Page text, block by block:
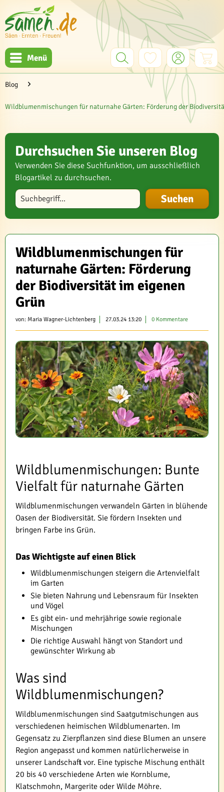
Menü
Blog
Wildblumenmischungen für naturnahe Gärten: Förderung der
Durchsuchen Sie unseren Blog
Verwenden Sie diese Suchfunktion, um ausschließlich
Blogartikel zu durchsuchen.
Blog durchsuchen
Wildblumenmischungen für
naturnahe Gärten: Förderung
der Biodiversität im eigenen
Grün
von: Maria Wagner-Lichtenberg 27.03.24 13:20 0 Kommentare
Wildblumenmischungen: Bunte
Vielfalt für naturnahe Gärten
Wildblumenmischungen verwandeln Gärten in blühende
Oasen der Biodiversität. Sie fördern Insekten und
bringen Farbe ins Grün.
Das Wichtigste auf einen Blick
Wildblumenmischungen steigern die Artenvielfalt
im Garten
Sie bieten Nahrung und Lebensraum für Insekten
und Vögel
Es gibt ein- und mehrjährige sowie regionale
Mischungen
Die richtige Auswahl hängt von Standort und
gewünschter Wirkung ab
Was sind
Wildblumenmischungen?
Wildblumenmischungen sind Saatgutmischungen aus
verschiedenen heimischen Wildblumenarten. Im
Gegensatz zu Zierpflanzen sind diese Blumen an unsere
Region angepasst und kommen natürlicherweise in
unserer Landschaft vor. Eine typische Mischung enthält
20 bis 40 verschiedene Arten wie Kornblume,
Klatschmohn, Margerite oder Wilde Möhre.